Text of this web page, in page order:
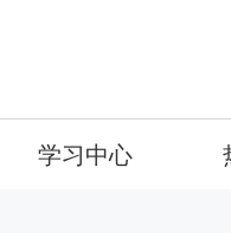
学习中心